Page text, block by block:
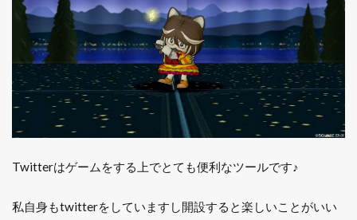
Twitterはゲームをする上でとても便利なツールです♪
私自身もtwitterをしていますし開設すると楽しいことがいい